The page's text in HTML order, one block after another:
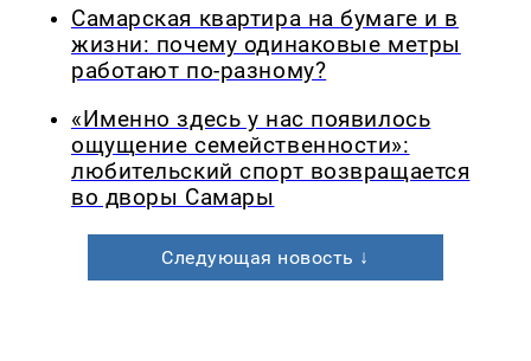
Самарская квартира на бумаге и в
жизни: почему одинаковые метры
работают по-разному?
«Именно здесь у нас появилось
ощущение семейственности»:
любительский спорт возвращается
во дворы Самары
Следующая новость ↓